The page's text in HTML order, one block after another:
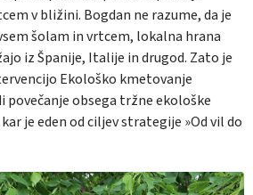
v bližini. Bogdan ne razume, da je
šolam in vrtcem, lokalna hrana
iz Španije, Italije in drugod. Zato je
Ekološko kmetovanje
povečanje obsega tržne ekološke
je eden od ciljev strategije »Od vil do